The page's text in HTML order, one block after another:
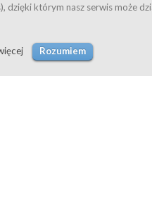
dzięki którym nasz serwis może
Rozumiem